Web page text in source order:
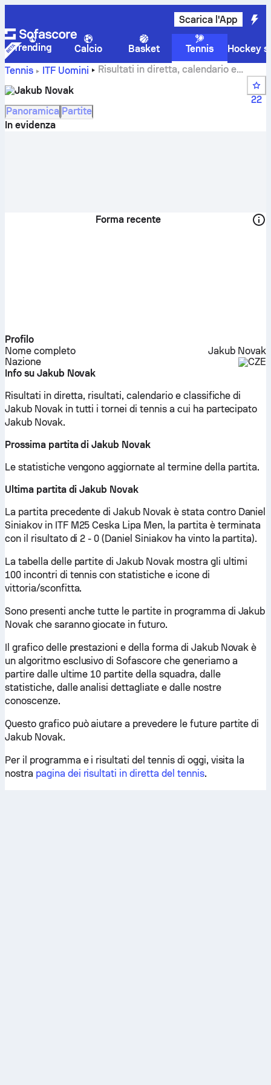
Scarica l'App
Trending Calcio Basket Tennis
Hockey
Tennis
ITF Uomini
Risultati in diretta, calendario e
Jakub Novak
22
Panoramica Partite
In evidenza
Forma recente
Profilo
Nome completo
Jakub Novak
Nazione
CZE
Info su Jakub Novak
Risultati in diretta, risultati, calendario e classifiche di
Jakub Novak in tutti i tornei di tennis a cui ha partecipato
Jakub Novak.
Prossima partita di Jakub Novak
Le statistiche vengono aggiornate al termine della partita.
Ultima partita di Jakub Novak
La partita precedente di Jakub Novak è stata contro Daniel
Siniakov in ITF M25 Ceska Lipa Men, la partita è terminata
con il risultato di 2 - 0 (Daniel Siniakov ha vinto la partita).
La tabella delle partite di Jakub Novak mostra gli ultimi
100 incontri di tennis con statistiche e icone di
vittoria/sconfitta.
Sono presenti anche tutte le partite in programma di Jakub
Novak che saranno giocate in futuro.
Il grafico delle prestazioni e della forma di Jakub Novak è
un algoritmo esclusivo di Sofascore che generiamo a
partire dalle ultime 10 partite della squadra, dalle
statistiche, dalle analisi dettagliate e dalle nostre
conoscenze.
Questo grafico può aiutare a prevedere le future partite di
Jakub Novak.
Per il programma e i risultati del tennis di oggi, visita la
nostra pagina dei risultati in diretta del tennis.